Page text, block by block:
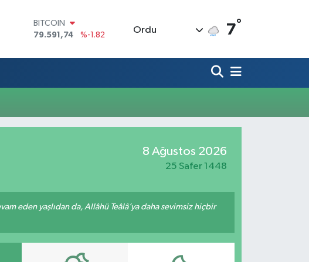
BITCOIN
79.591,74
%-1.82
45,43620
%0.02
G.ALTIN
6862,09000
%0.19
Ordu 7°
8 Ağustos 2026
25 Safer 1448
eden yaşlıdan da, Allâhü Teâlâ’ya daha sevimsiz hiçbir